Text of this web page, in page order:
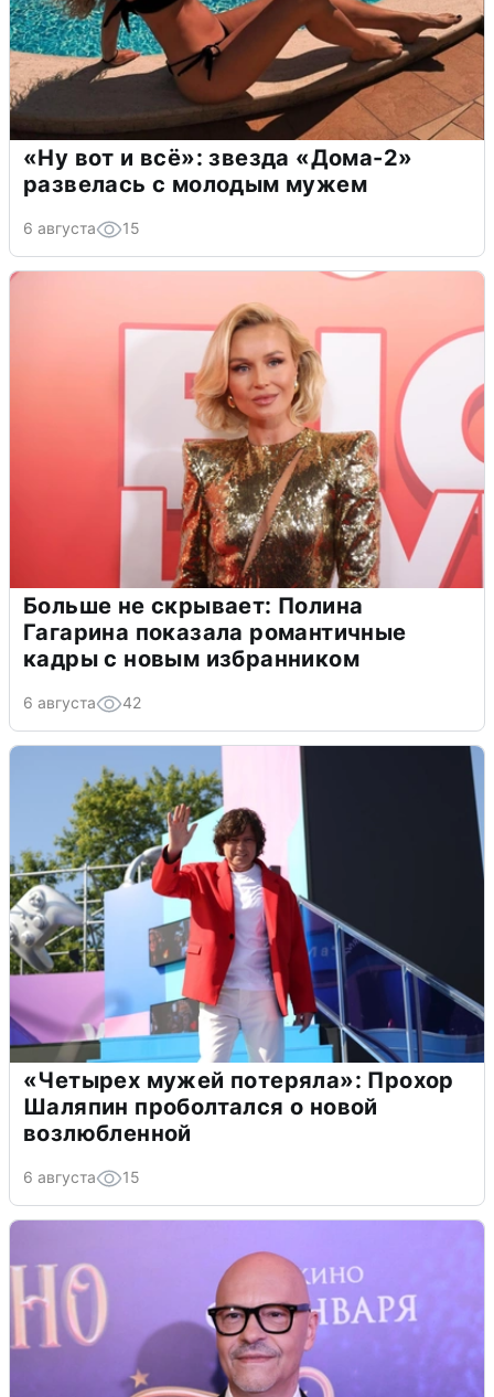
«Ну вот и всё»: звезда «Дома-2»
развелась с молодым мужем
6 августа 15
Больше не скрывает: Полина
Гагарина показала романтичные
кадры с новым избранником
6 августа 42
«Четырех мужей потеряла»: Прохор
Шаляпин проболтался о новой
возлюбленной
6 августа 15